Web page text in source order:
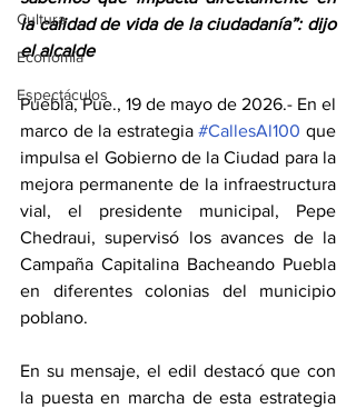
Cultura
Economía
Espectáculos
la calidad de vida de la ciudadanía”: dijo
el alcalde
Puebla, Pue., 19 de mayo de 2026.- En el
marco de la estrategia #CallesAl100 que
impulsa el Gobierno de la Ciudad para la
mejora permanente de la infraestructura
vial, el presidente municipal, Pepe
Chedraui, supervisó los avances de la
Campaña Capitalina Bacheando Puebla
en diferentes colonias del municipio
poblano.
En su mensaje, el edil destacó que con
la puesta en marcha de esta estrategia